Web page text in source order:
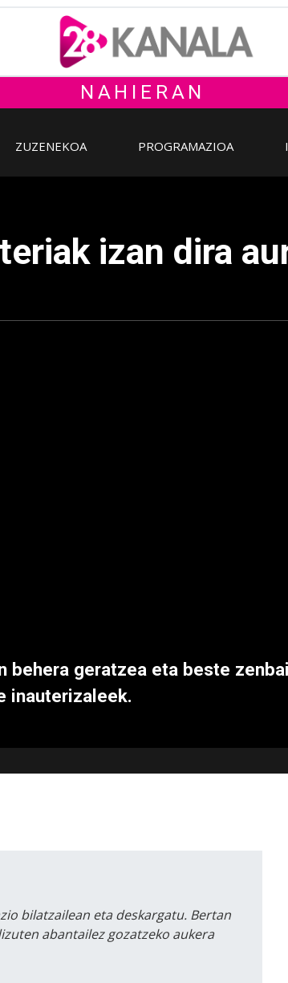
NAHIERAN
ZUZENEKOA PROGRAMAZIOA
izan dira
behera geratzea eta beste
inauterizaleek.
bilatzailean eta deskargatu. Bertan
abantailez gozatzeko aukera